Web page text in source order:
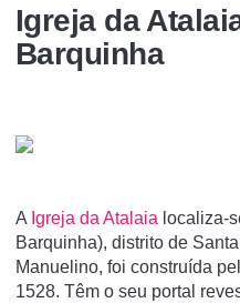
Igreja da
Barquinha
A Igreja da Atalaia localiza-
Barquinha), distrito de
Manuelino, foi construí­da
1528. Têm o seu portal